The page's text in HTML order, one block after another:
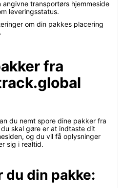
angivne transportørs hjemmeside
leveringsstatus.
om din pakkes placering
fra
du nemt spore dine pakker fra
skal gøre er at indtaste dit
og du vil få oplysninger
sig i realtid.
du din pakke: